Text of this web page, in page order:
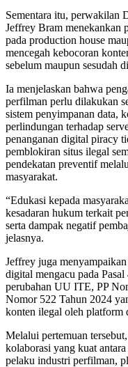
Sementara itu, perwakilan
Jeffrey Bram menekankan
pada production house
mencegah kebocoran
sebelum maupun sesudah
Ia menjelaskan bahwa
perfilman perlu dilakukan
sistem penyimpanan data,
perlindungan terhadap
penanganan digital piracy
pemblokiran situs ilegal
pendekatan preventif
masyarakat.
“Edukasi kepada
kesadaran hukum terkait
serta dampak negatif
jelasnya.
Jeffrey juga
digital mengacu pada
perubahan UU ITE, PP
Nomor 522 Tahun 2024
konten ilegal oleh platform
Melalui pertemuan
kolaborasi yang kuat
pelaku industri perfilman,